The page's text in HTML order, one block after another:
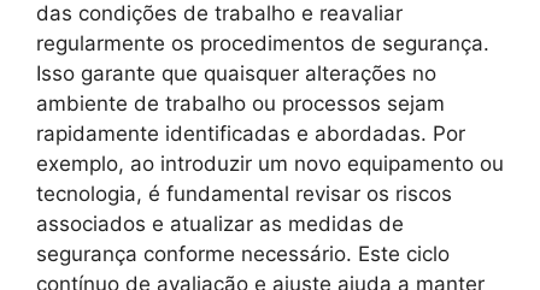
das condições de trabalho e reavaliar
regularmente os procedimentos de segurança.
Isso garante que quaisquer alterações no
ambiente de trabalho ou processos sejam
rapidamente identificadas e abordadas. Por
exemplo, ao introduzir um novo equipamento ou
tecnologia, é fundamental revisar os riscos
associados e atualizar as medidas de
segurança conforme necessário. Este ciclo
contínuo de avaliação e ajuste ajuda a manter